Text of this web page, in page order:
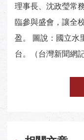
理事長、沈政瑩常
臨參與盛會，讓全
盈。 圖說：國立水
台。（台灣新聞網